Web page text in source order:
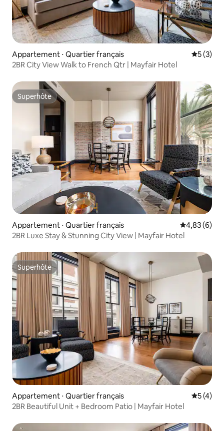
Appartement ⋅ Quartier français
5 (3)
2BR City View Walk to French Qtr | Mayfair Hotel
Superhôte
Superhôte
Appartement ⋅ Quartier français Évaluation
4,83 (6)
2BR Luxe Stay & Stunning City View | Mayfair Hotel
Superhôte
Superhôte
Appartement ⋅ Quartier français
5 (4)
2BR Beautiful Unit + Bedroom Patio | Mayfair Hotel